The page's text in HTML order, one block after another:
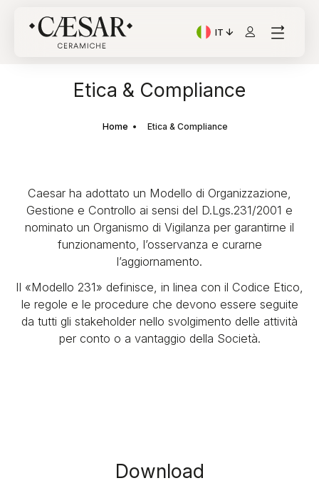
IT
Lingua corrente:
Etica & Compliance
Home Etica & Compliance
Caesar ha adottato un Modello di Organizzazione,
Gestione e Controllo ai sensi del D.Lgs.231/2001 e
nominato un Organismo di Vigilanza per garantirne il
funzionamento, l’osservanza e curarne
l’aggiornamento.
Il «Modello 231» definisce, in linea con il Codice Etico,
le regole e le procedure che devono essere seguite
da tutti gli stakeholder nello svolgimento delle attività
per conto o a vantaggio della Società.
Download